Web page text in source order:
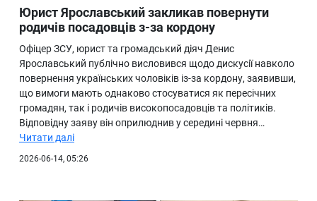
Юрист Ярославський закликав повернути
родичів посадовців з-за кордону
Офіцер ЗСУ, юрист та громадський діяч Денис
Ярославський публічно висловився щодо дискусії навколо
повернення українських чоловіків із-за кордону, заявивши,
що вимоги мають однаково стосуватися як пересічних
громадян, так і родичів високопосадовців та політиків.
Відповідну заяву він оприлюднив у середині червня…
Читати далі
2026-06-14, 05:26